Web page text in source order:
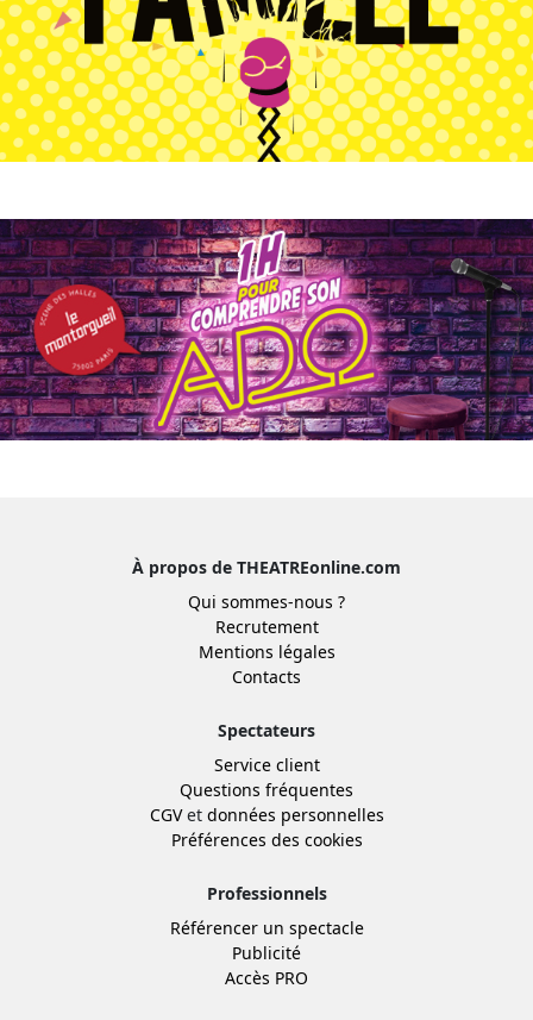
À propos de THEATREonline.com
Qui sommes-nous ?
Recrutement
Mentions légales
Contacts
Spectateurs
Service client
Questions fréquentes
CGVet données personnelles
Préférences des cookies
Professionnels
Référencer un spectacle
Publicité
Accès PRO